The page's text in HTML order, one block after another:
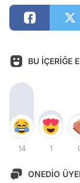
BU İÇERİĞE
14 1
ONEDİO